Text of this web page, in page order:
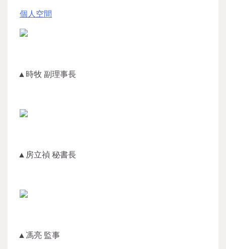
個人空間
▲時牧 副理事長
▲房立禎 秘書長
▲馮亮 監事